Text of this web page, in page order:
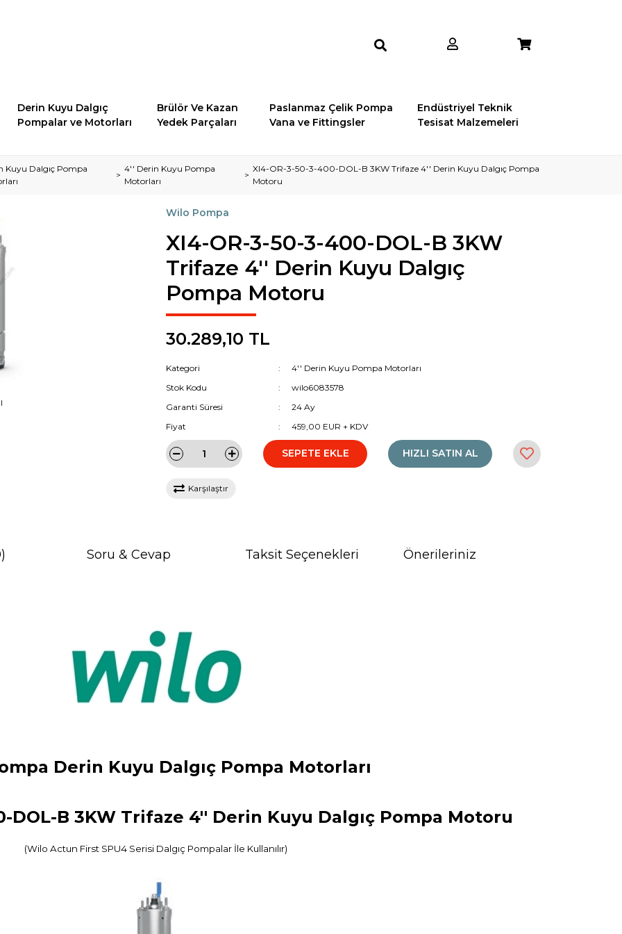
Derin Kuyu Dalgıç
Pompalar ve Motorları
Brülör Ve Kazan
Yedek Parçaları
Paslanmaz Çelik Pompa
Vana ve Fittingsler
Endüstriyel Teknik
Tesisat Malzemeleri
Kuyu Dalgıç Pompa
4'' Derin Kuyu Pompa
Motorları
XI4-OR-3-50-3-400-DOL-B 3KW Trifaze 4'' Derin Kuyu Dalgıç Pompa
Motoru
Wilo Pompa
XI4-OR-3-50-3-400-DOL-B 3KW
Trifaze 4'' Derin Kuyu Dalgıç
Pompa Motoru
30.289,10 TL
Kategori
4'' Derin Kuyu Pompa Motorları
Stok Kodu
wilo6083578
Garanti Süresi
24 Ay
Fiyat
459,00 EUR + KDV
SEPETE EKLE HIZLI SATIN AL
Karşılaştır
Soru & Cevap Taksit Seçenekleri Önerileriniz
Derin Kuyu Dalgıç Pompa Motorları
DOL-B 3KW Trifaze 4'' Derin Kuyu Dalgıç Pompa Motoru
(Wilo Actun First SPU4 Serisi Dalgıç Pompalar İle Kullanılır)